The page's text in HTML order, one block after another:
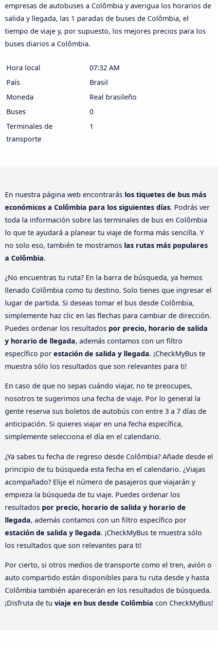
empresas de autobuses a Colômbia y averigua los horarios de
salida y llegada, las 1 paradas de buses de Colômbia, el
tiempo de viaje y, por supuesto, los mejores precios para los
buses diarios a Colômbia.
Hora local
07:32 AM
País
Brasil
Moneda
Real brasileño
Buses
0
Terminales de
transporte
1
En nuestra página web encontrarás los tiquetes de bus más
económicos a Colômbia para los siguientes días. Podrás ver
toda la información sobre las terminales de bus en Colômbia
lo que te ayudará a planear tu viaje de forma más sencilla. Y
no solo eso, también te mostramos las rutas más populares
a Colômbia.
¿No encuentras tu ruta? En la barra de búsqueda, ya hemos
llenado Colômbia como tu destino. Solo tienes que ingresar el
lugar de partida. Si deseas tomar el bus desde Colômbia,
simplemente haz clic en las flechas para cambiar de dirección.
Puedes ordenar los resultados por precio, horario de salida
y horario de llegada, además contamos con un filtro
específico por estación de salida y llegada. ¡CheckMyBus te
muestra sólo los resultados que son relevantes para ti!
En caso de que no sepas cuándo viajar, no te preocupes,
nosotros te sugerimos una fecha de viaje. Por lo general la
gente reserva sus boletos de autobús con entre 3 a 7 días de
anticipación. Si quieres viajar en una fecha específica,
simplemente selecciona el día en el calendario.
¿Ya sabes tu fecha de regreso desde Colômbia? Añade desde el
principio de tu búsqueda esta fecha en el calendario. ¿Viajas
acompañado? Elije el número de pasajeros que viajarán y
empieza la búsqueda de tu viaje. Puedes ordenar los
resultados por precio, horario de salida y horario de
llegada, además contamos con un filtro específico por
estación de salida y llegada. ¡CheckMyBus te muestra sólo
los resultados que son relevantes para ti!
Por cierto, si otros medios de transporte como el tren, avión o
auto compartido están disponibles para tu ruta desde y hasta
Colômbia también aparecerán en los resultados de búsqueda.
¡Disfruta de tu viaje en bus desde Colômbia con CheckMyBus!